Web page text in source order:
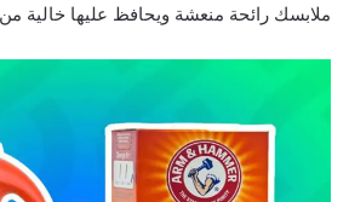
ملابسك رائحة منعشة ويحافظ عليها خالية من